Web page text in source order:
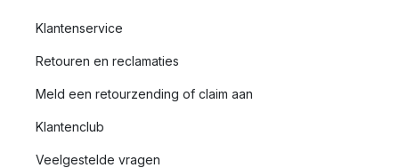
Klantenservice
Retouren en reclamaties
Meld een retourzending of claim aan
Klantenclub
Veelgestelde vragen